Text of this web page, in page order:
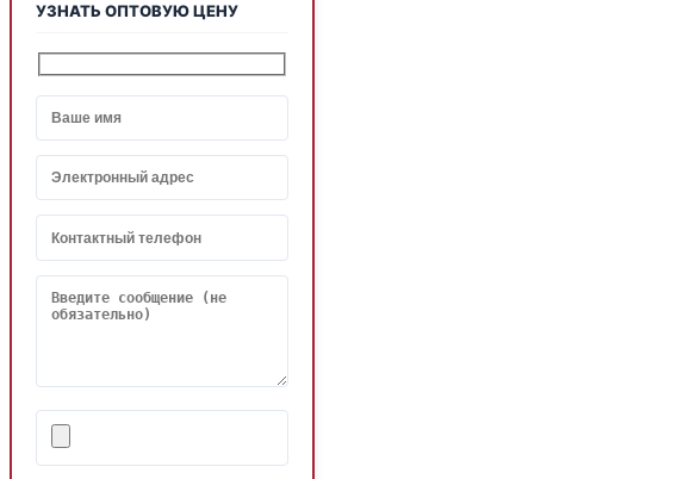
УЗНАТЬ ОПТОВУЮ ЦЕНУ